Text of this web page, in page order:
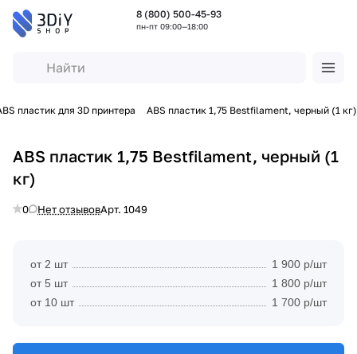
8 (800) 500-45-93
пн-пт 09:00—18:00
пластик для 3D принтера ABS пластик 1,75 Bestfilament, черный (1 кг)
ABS пластик 1,75 Bestfilament, черный (1
кг)
0 Нет отзывовАрт. 1049
от 2 шт
1 900 р/шт
от 5 шт
1 800 р/шт
от 10 шт
1 700 р/шт